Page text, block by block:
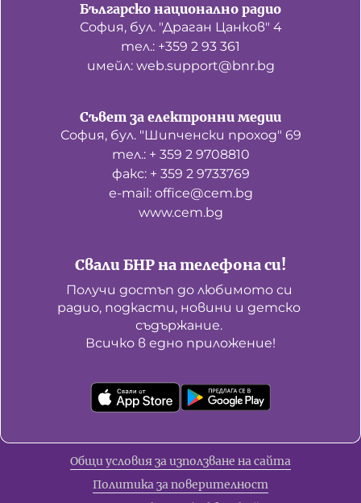
Българско национално радио
София, бул. "Драган Цанков" 4
тел.: +359 2 93 361
имейл: web.support@bnr.bg
Свали БНР на телефона си!
Получи достъп до любимото си
радио, подкасти, новини и детско
съдържание.
Всичко в едно приложение!
Съвет за електронни медии
София, бул. "Шипченски проход" 69
тел.: + 359 2 9708810
факс: + 359 2 9733769
е-mail: office@cem.bg
www.cem.bg
Общи условия за използване на сайта
Политика за поверителност